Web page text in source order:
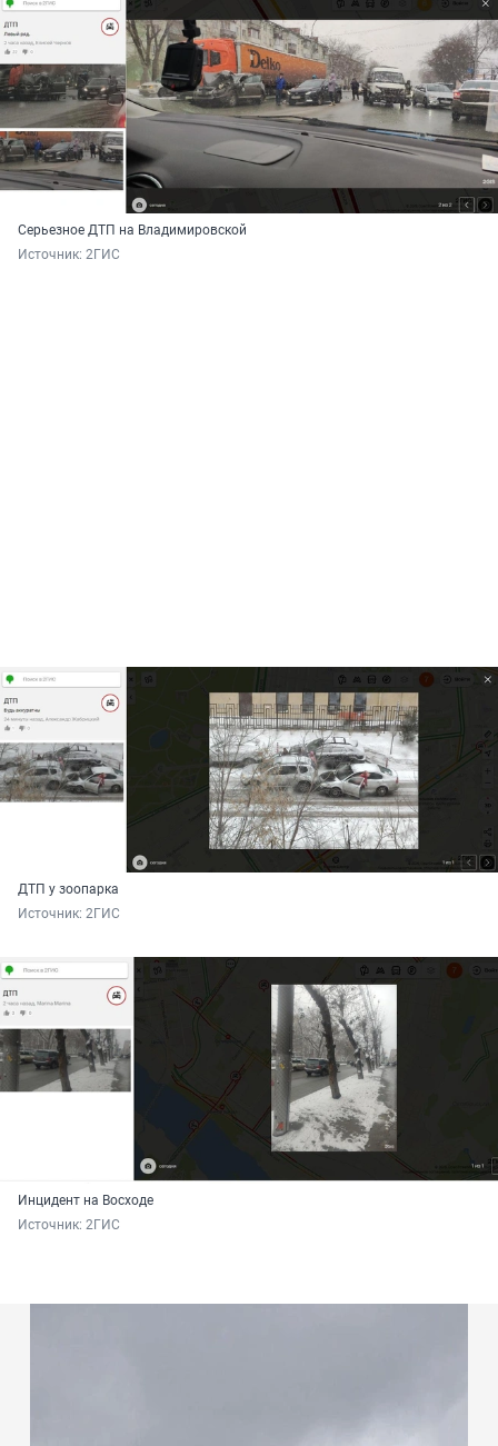
Серьезное ДТП на Владимировской
Источник: 2ГИС
ДТП у зоопарка
Источник: 2ГИС
Инцидент на Восходе
Источник: 2ГИС